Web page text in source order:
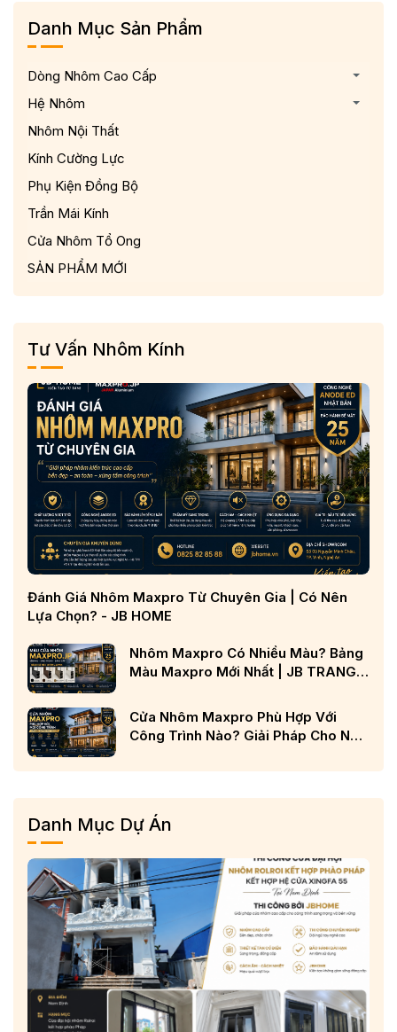
Danh Mục Sản Phẩm
Dòng Nhôm Cao Cấp
Hệ Nhôm
Nhôm Nội Thất
Kính Cường Lực
Phụ Kiện Đồng Bộ
Trần Mái Kính
Cửa Nhôm Tổ Ong
SẢN PHẨM MỚI
Tư Vấn Nhôm Kính
Đánh Giá Nhôm Maxpro Từ Chuyên Gia | Có Nên
Lựa Chọn? - JB HOME
Nhôm Maxpro Có Nhiều Màu? Bảng
Màu Maxpro Mới Nhất | JB TRANG
Cửa Nhôm Maxpro Phù Hợp Với
Công Trình Nào? Giải Pháp Cho Nhà
Cấp
Danh Mục Dự Án